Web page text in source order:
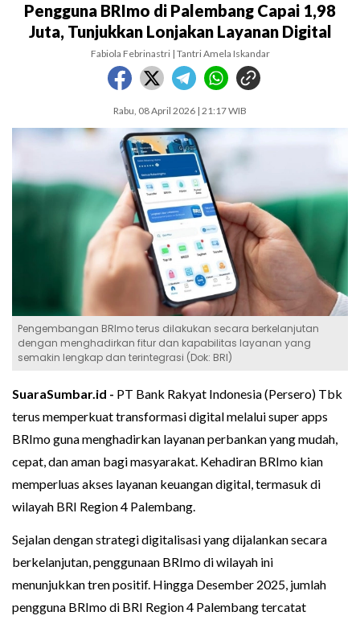
Pengguna BRImo di Palembang Capai 1,98
Juta, Tunjukkan Lonjakan Layanan Digital
Fabiola Febrinastri | Tantri Amela Iskandar
Rabu, 08 April 2026 | 21:17 WIB
Pengembangan BRImo terus dilakukan secara berkelanjutan
dengan menghadirkan fitur dan kapabilitas layanan yang
semakin lengkap dan terintegrasi (Dok: BRI)
SuaraSumbar.id - PT Bank Rakyat Indonesia (Persero) Tbk
terus memperkuat transformasi digital melalui super apps
BRImo guna menghadirkan layanan perbankan yang mudah,
cepat, dan aman bagi masyarakat. Kehadiran BRImo kian
memperluas akses layanan keuangan digital, termasuk di
wilayah BRI Region 4 Palembang.
Sejalan dengan strategi digitalisasi yang dijalankan secara
berkelanjutan, penggunaan BRImo di wilayah ini
menunjukkan tren positif. Hingga Desember 2025, jumlah
pengguna BRImo di BRI Region 4 Palembang tercatat